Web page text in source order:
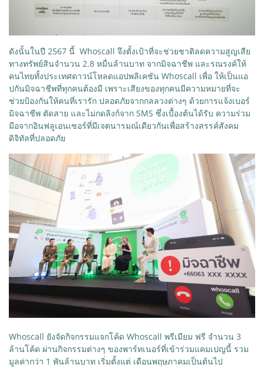
ดังนั้นในปี 2567 นี้ Whoscall จึงตั้งเป้าที่จะช่วยชาติลดความสูญเสีย
ทางทรัพย์สินจำนวน 2.8 หมื่นล้านบาท จากมิจฉาชีพ และรณรงค์ให้
คนไทยทั้งประเทศดาวน์โหลดแอปพลิเคชัน Whoscall เพื่อ ให้เป็นแอ
ปกันมิจฉาชีพที่ทุกคนต้องมี เพราะเสียงของทุกคนมีความหมายที่จะ
ช่วยป้องกันให้คนที่เรารัก ปลอดภัยจากกลลวงต่างๆ ด้วยการแจ้งเบอร์
มิจฉาชีพ ตัดสาย และไม่กดลิงก์จาก SMS ซึ่งเบื้องต้นได้รับ ความร่วม
มือจากอินฟลูเอนเซอร์ที่มีเจตนารมณ์เดียวกันเพื่อสร้างสรรค์สังคม
ดิจิทัลที่ปลอดภัย
Whoscall ยังจัดกิจกรรมแจกโค้ด Whoscall พรีเมียม ฟรี จำนวน 3
ล้านโค้ด ผ่านกิจกรรมต่างๆ ของพาร์ทเนอร์ที่เข้าร่วมแคมเปญนี้ รวม
มูลค่ากว่า 1 พันล้านบาท เริ่มตั้งแต่ เดือนพฤษภาคมเป็นต้นไป